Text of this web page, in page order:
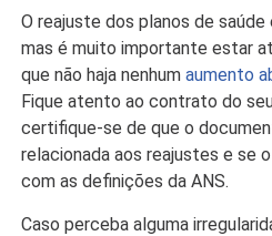
O reajuste dos planos de
mas é muito importante estar
que não haja nenhumaumento
Fique atento ao contrato do
certifique-se de que o
relacionada aos reajustes e se
com as definições da ANS.
Caso perceba alguma